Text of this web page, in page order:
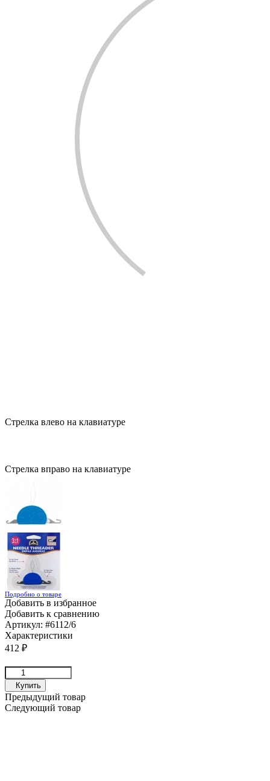
Стрелка влево на клавиатуре
Стрелка вправо на клавиатуре
Подробно о товаре
Добавить в избранное
Добавить к сравнению
Артикул: #6112/6
Характеристики
412 ₽
Купить
Предыдущий товар
Следующий товар